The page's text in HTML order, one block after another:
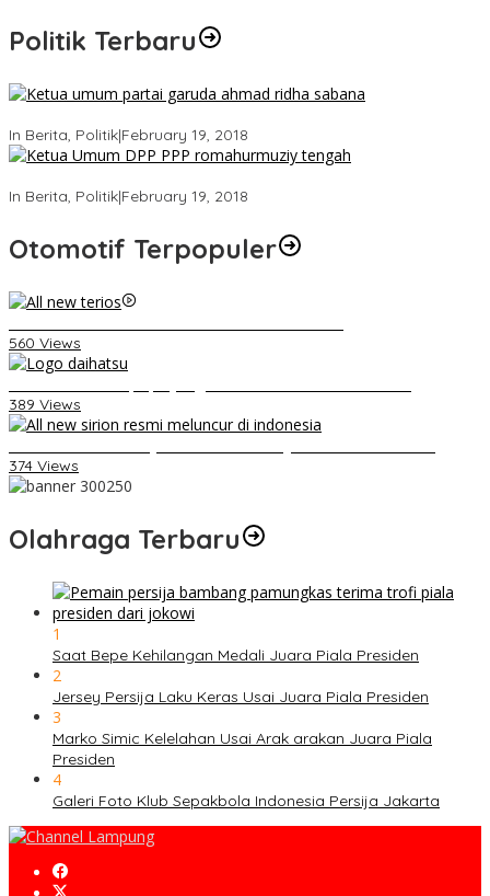
Politik Terbaru
In Berita, Politik|February 19, 2018
In Berita, Politik|February 19, 2018
Otomotif Terpopuler
560 Views
389 Views
374 Views
Olahraga Terbaru
1
Saat Bepe Kehilangan Medali Juara Piala Presiden
2
Jersey Persija Laku Keras Usai Juara Piala Presiden
3
Marko Simic Kelelahan Usai Arak arakan Juara Piala
Presiden
4
Galeri Foto Klub Sepakbola Indonesia Persija Jakarta